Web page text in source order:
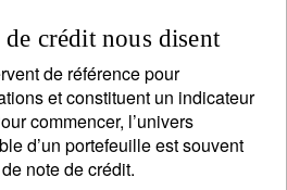
de crédit nous disent
de référence pour
et constituent un indicateur
commencer, l’univers
d’un portefeuille est souvent
note de crédit.